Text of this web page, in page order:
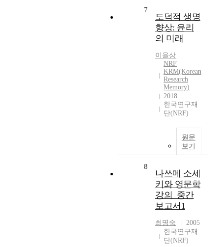
7
도덕적 생명
향상: 윤리
의 미래
이을상
NRF
KRM(Korean
Research
Memory)
2018
한국연구재
단(NRF)
원문
보기
8
나쓰메 소세
키와 영문학
강의_중간
보고서1
최명숙
2005
한국연구재
단(NRF)